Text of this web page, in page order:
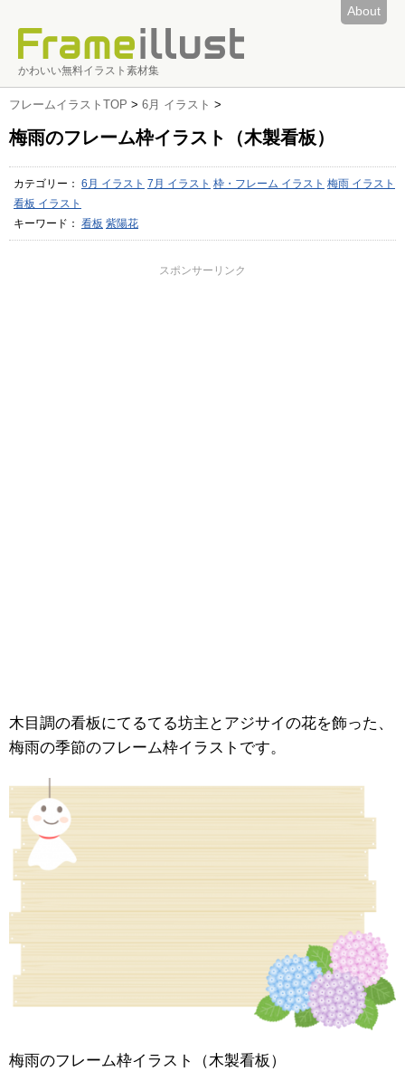
About
かわいい無料イラスト素材集
フレームイラストTOP > 6月 イラスト >
梅雨のフレーム枠イラスト（木製看板）
カテゴリー： 6月 イラスト 7月 イラスト 枠・フレーム イラスト 梅雨 イラスト
看板 イラスト
キーワード： 看板 紫陽花
スポンサーリンク
木目調の看板にてるてる坊主とアジサイの花を飾った、
梅雨の季節のフレーム枠イラストです。
梅雨のフレーム枠イラスト（木製看板）